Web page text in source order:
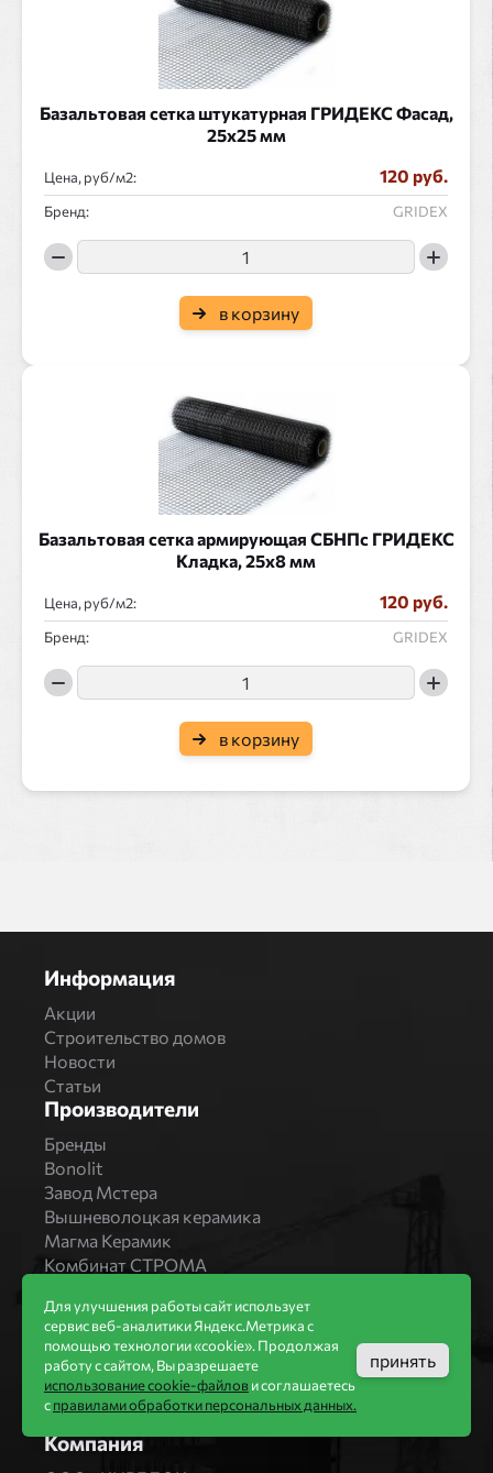
Базальтовая сетка штукатурная ГРИДЕКС Фасад,
25х25 мм
Цена, руб/ : 120 руб.
Бренд: GRIDEX
в корзину
Базальтовая сетка армирующая СБНПс ГРИДЕКС
Кладка, 25x8 мм
Цена, руб/ : 120 руб.
Бренд: GRIDEX
в корзину
Информация
Акции
Строительство домов
Новости
Статьи
Производители
Бренды
Bonolit
Завод Мстера
Вышневолоцкая керамика
Магма Керамик
Комбинат СТРОМА
Продукция
Каталог
Блоки Bonolit
Строительный кирпич
Облицовочный кирпич
Компания
Для улучшения работы сайт использует
сервис веб-аналитики Яндекс.Метрика с
помощью технологии «cookie». Продолжая
работу с сайтом, Вы разрешаете
использование cookie-файлови соглашаетесь
справилами обработки персональных данных.
принять